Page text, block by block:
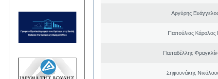
Αργύρης
Παπούλιας Κάρολος
Παπαδέλλης
Σηφουνάκης